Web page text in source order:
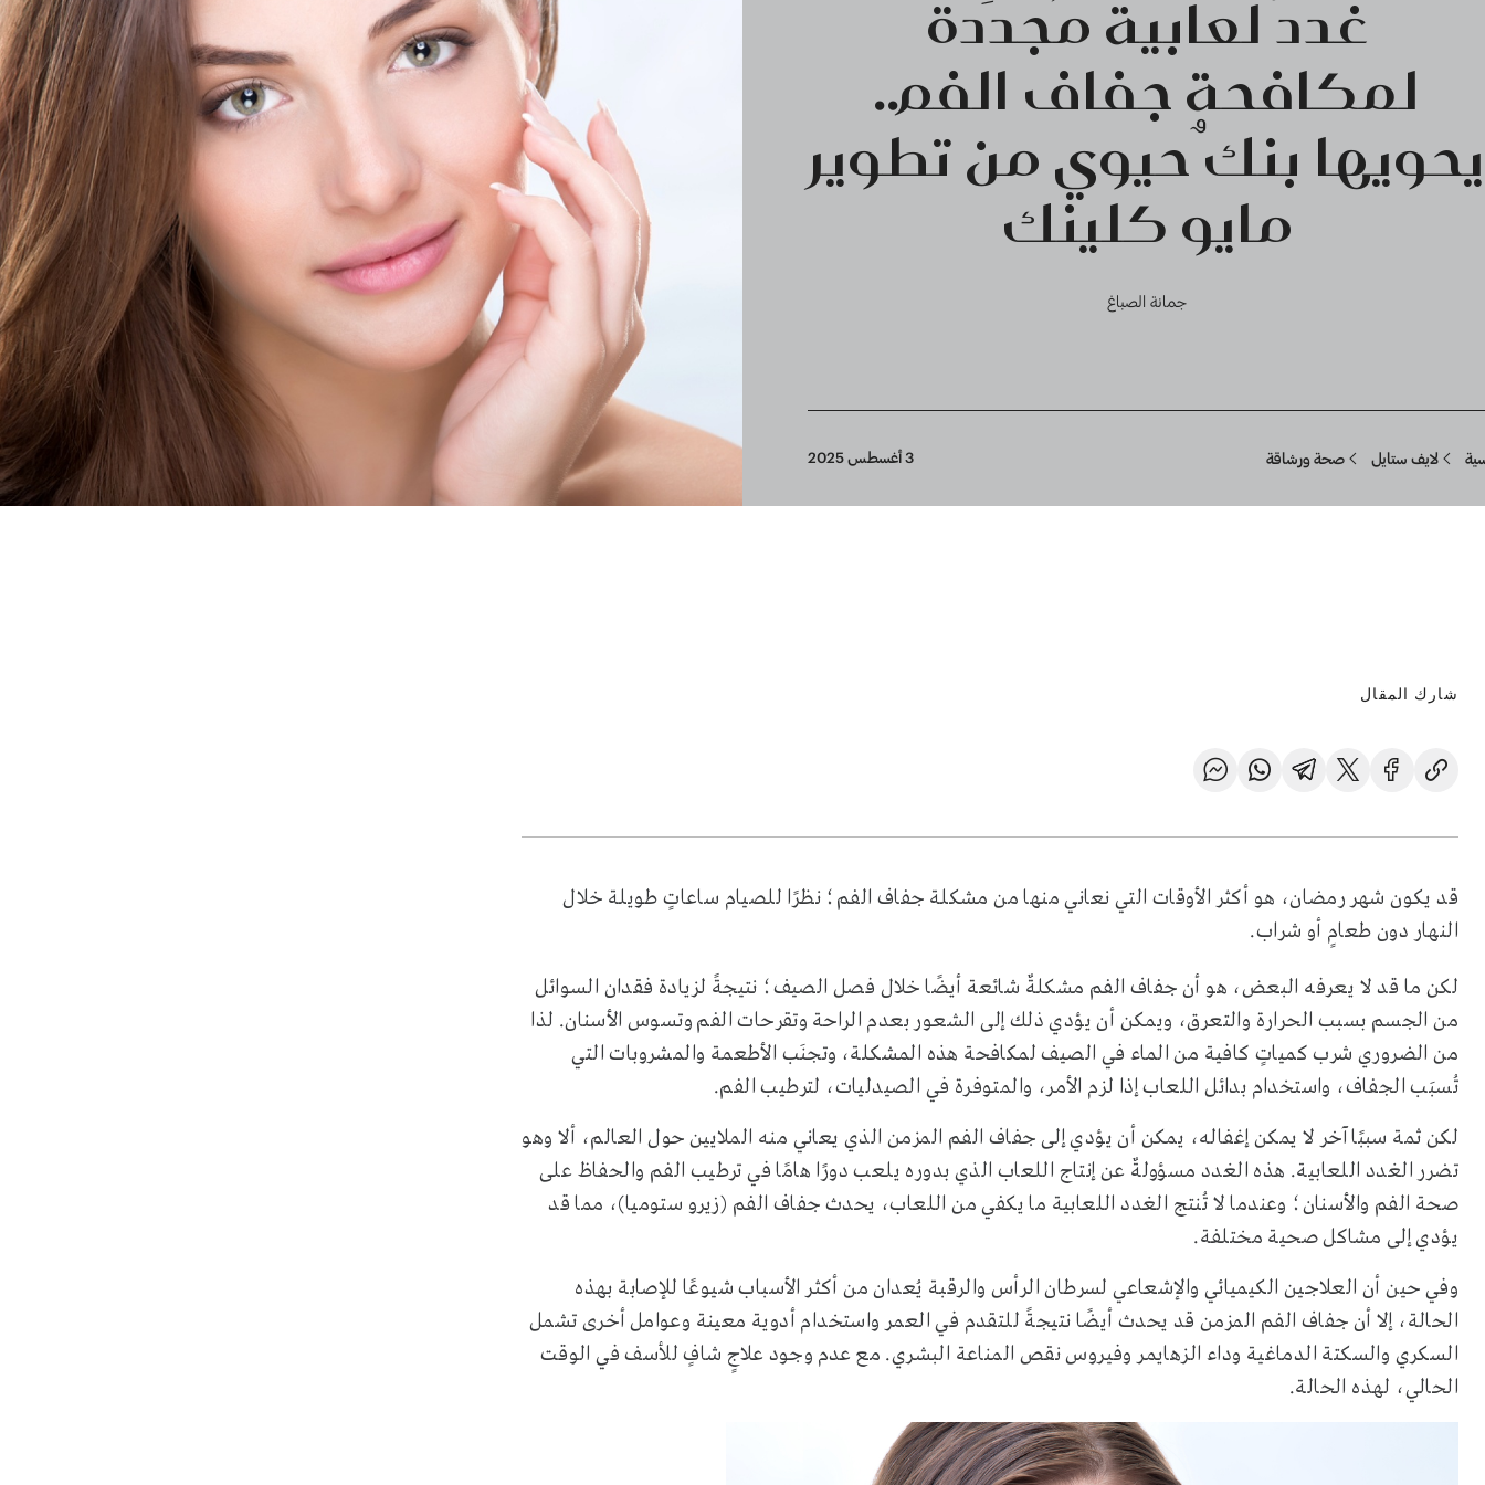
غددٌ لعابية مُجدَدة
لمكافحة جفاف الفم..
يحويها بنكٌ حيوي من تطوير
مايو كلينك
جمانة الصباغ
لايف ستايل صحة ورشاقة 3 أغسطس 2025
شارك المقال
قد يكون شهر رمضان، هو أكثر الأوقات التي نعاني منها من مشكلة جفاف الفم؛ نظرًا للصيام ساعاتٍ طويلة خلال
النهار دون طعامٍ أو شراب.
لكن ما قد لا يعرفه البعض، هو أن جفاف الفم مشكلةٌ شائعة أيضًا خلال فصل الصيف؛ نتيجةً لزيادة فقدان السوائل
من الجسم بسبب الحرارة والتعرق، ويمكن أن يؤدي ذلك إلى الشعور بعدم الراحة وتقرحات الفم وتسوس الأسنان. لذا
من الضروري شرب كمياتٍ كافية من الماء في الصيف لمكافحة هذه المشكلة، وتجنَب الأطعمة والمشروبات التي
تُسبَب الجفاف، واستخدام بدائل اللعاب إذا لزم الأمر، والمتوفرة في الصيدليات، لترطيب الفم.
لكن ثمة سببًا آخر لا يمكن إغفاله، يمكن أن يؤدي إلى جفاف الفم المزمن الذي يعاني منه الملايين حول العالم، ألا وهو
تضرر الغدد اللعابية. هذه الغدد مسؤولةٌ عن إنتاج اللعاب الذي بدوره يلعب دورًا هامًا في ترطيب الفم والحفاظ على
صحة الفم والأسنان؛ وعندما لا تُنتج الغدد اللعابية ما يكفي من اللعاب، يحدث جفاف الفم (زيرو ستوميا)، مما قد
يؤدي إلى مشاكل صحية مختلفة.
وفي حين أن العلاجين الكيميائي والإشعاعي لسرطان الرأس والرقبة يُعدان من أكثر الأسباب شيوعًا للإصابة بهذه
الحالة، إلا أن جفاف الفم المزمن قد يحدث أيضًا نتيجةً للتقدم في العمر واستخدام أدوية معينة وعوامل أخرى تشمل
السكري والسكتة الدماغية وداء الزهايمر وفيروس نقص المناعة البشري. مع عدم وجود علاجٍ شافٍ للأسف في الوقت
الحالي، لهذه الحالة.